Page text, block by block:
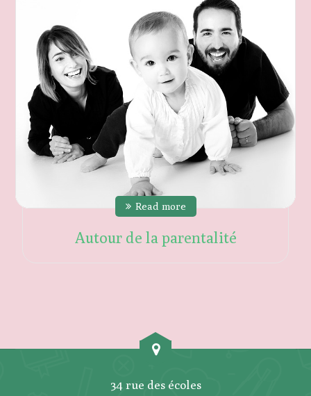
Read more
Autour de la parentalité
34 rue des écoles